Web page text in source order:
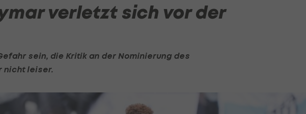
verletzt sich vor der
sein, die Kritik an der Nominierung des
nicht leiser.